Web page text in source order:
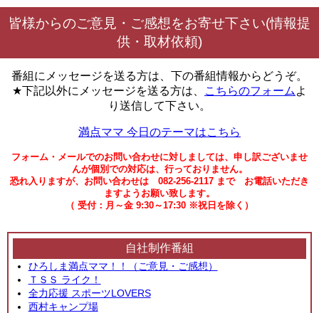
皆様からのご意見・ご感想をお寄せ下さい(情報提
供・取材依頼)
番組にメッセージを送る方は、下の番組情報からどうぞ。
★下記以外にメッセージを送る方は、
こちらのフォーム よ
り送信して下さい。
満点ママ 今日のテーマはこちら
フォーム・メールでのお問い合わせに対しましては、申し訳ございませ
んが個別での対応は、行っておりません。
恐れ入りますが、お問い合わせは 082-256-2117 まで お電話いただき
ますようお願い致します。
（ 受付：月～金 9:30～17:30 ※祝日を除く）
自社制作番組
ひろしま満点ママ！！（ご意見・ご感想）
ＴＳＳ ライク！
全力応援 スポーツLOVERS
西村キャンプ場